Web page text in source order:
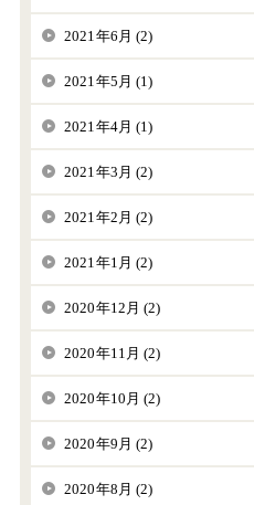
2021年6月 (2)
2021年5月 (1)
2021年4月 (1)
2021年3月 (2)
2021年2月 (2)
2021年1月 (2)
2020年12月 (2)
2020年11月 (2)
2020年10月 (2)
2020年9月 (2)
2020年8月 (2)